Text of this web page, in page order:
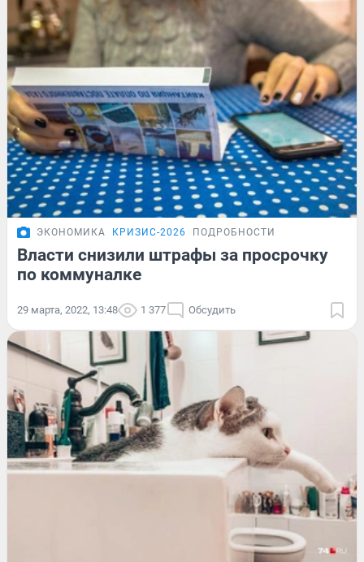
ЭКОНОМИКА КРИЗИС-2026 ПОДРОБНОСТИ
Власти снизили штрафы за просрочку
по коммуналке
29 марта, 2022, 13:48 1 377 Обсудить